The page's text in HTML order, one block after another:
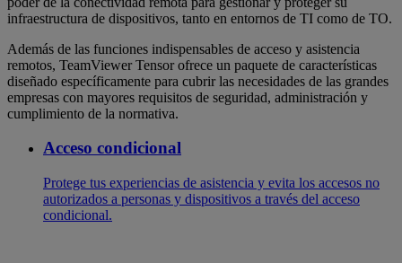
infraestructura de dispositivos, tanto en entornos de TI como de TO.
Además de las funciones indispensables de acceso y asistencia
remotos, TeamViewer Tensor ofrece un paquete de características
diseñado específicamente para cubrir las necesidades de las grandes
empresas con mayores requisitos de seguridad, administración y
cumplimiento de la normativa.
Acceso condicional
Protege tus experiencias de asistencia y evita los accesos no
autorizados a personas y dispositivos a través del acceso
condicional.